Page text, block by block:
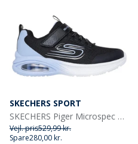
SKECHERS SPORT
SKECHERS Piger Microspec Max Advance Fly 3. 0 Sneakers Sort
Vejl. pris529,99 kr.
Spare280,00 kr.